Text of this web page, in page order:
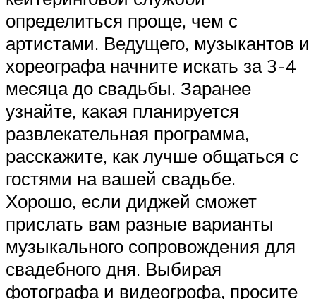
определиться проще, чем с
артистами. Ведущего, музыкантов и
хореографа начните искать за 3-4
месяца до свадьбы. Заранее
узнайте, какая планируется
развлекательная программа,
расскажите, как лучше общаться с
гостями на вашей свадьбе.
Хорошо, если диджей сможет
прислать вам разные варианты
музыкального сопровождения для
свадебного дня. Выбирая
фотографа и видеогрофа, просите